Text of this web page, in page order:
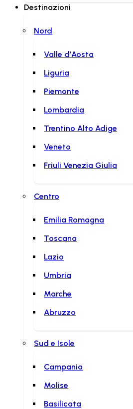
Destinazioni
Nord
Valle d’Aosta
Liguria
Piemonte
Lombardia
Trentino Alto Adige
Veneto
Friuli Venezia Giulia
Centro
Emilia Romagna
Toscana
Lazio
Umbria
Marche
Abruzzo
Sud e Isole
Campania
Molise
Basilicata